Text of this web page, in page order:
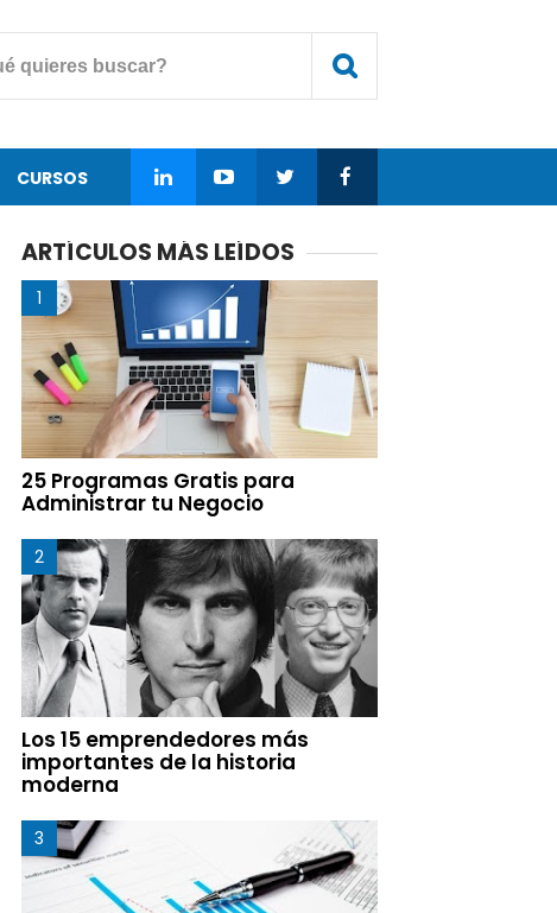
CURSOS
ARTÍCULOS MÁS LEÍDOS
25 Programas Gratis para
Administrar tu Negocio
Los 15 emprendedores más
importantes de la historia
moderna